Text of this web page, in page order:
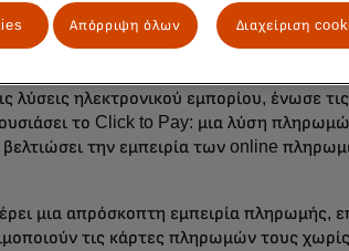
ψηφιοποίησης των χρηματοοικονομικών
λύσεις ηλεκτρονικού εμπορίου, ένωσε
το Click to Pay: μια λύση
βελτιώσει την εμπειρία των online
μια απρόσκοπτη εμπειρία πληρωμής,
τις κάρτες πληρωμών τους χωρίς
Απόρριψη όλων Διαχείριση